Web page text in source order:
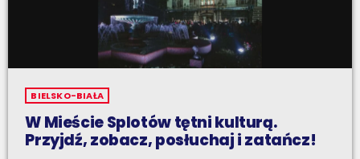
BIELSKO-BIAŁA
W Mieście Splotów tętni kulturą.
Przyjdź, zobacz, posłuchaj i zatańcz!